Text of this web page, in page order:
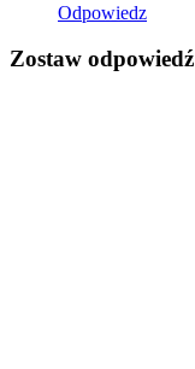
Odpowiedz
Zostaw odpowiedź